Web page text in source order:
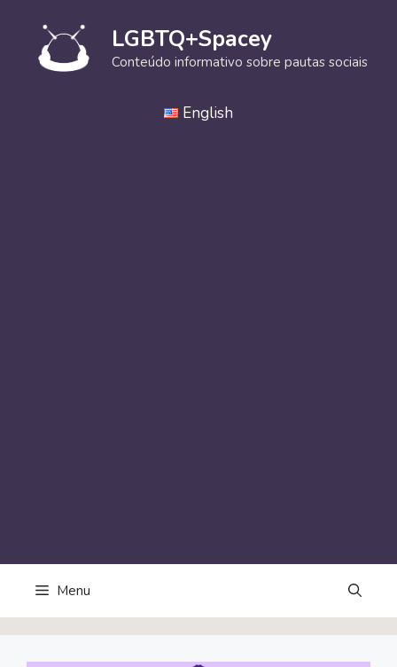
conteúdo
LGBTQ+Spacey
Conteúdo informativo sobre pautas sociais
English
Menu